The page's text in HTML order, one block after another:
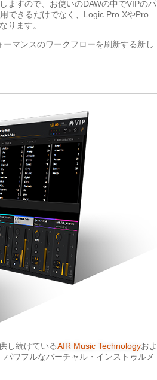
ますので、お使いのDAWの中でVIPのパ
できるだけでなく、Logic Pro XやPro
ります。
マンスのワークフローを刷新する新し
し続けているAIR Music Technologyおよ
ワフルなバーチャル・インストゥルメ